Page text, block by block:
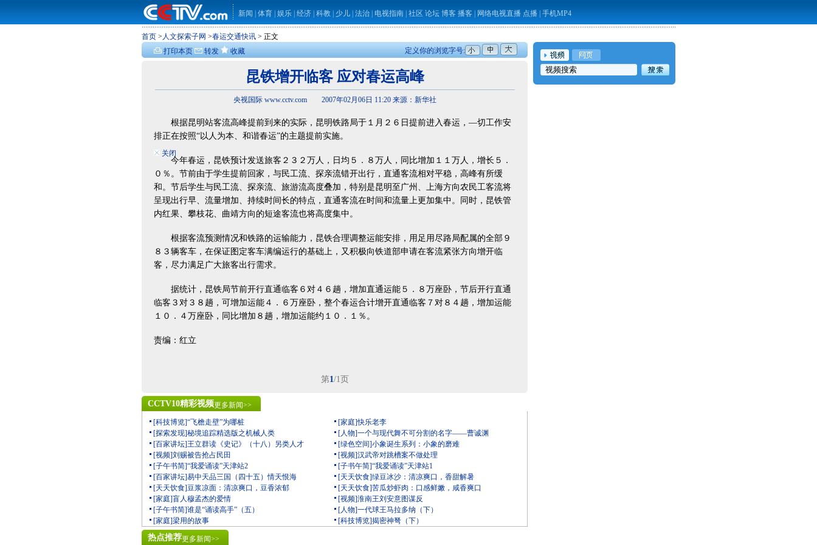
新闻 体育 娱乐 经济 科教 少儿 法治 电视指南 社区 论坛 博客 播客 网络电视直播 点播 手机MP4
首页 > 人文探索子网 >春运交通快讯 > 正文
打印本页
转发 收藏
关闭
定义你的浏览字号:
昆铁增开临客 应对春运高峰
央视国际 www.cctv.com 2007年02月06日 11:20 来源：新华社
根据昆明站客流高峰提前到来的实际，昆明铁路局于１月２６日提前进入春运，—切工作安
排正在按照“以人为本、和谐春运”的主题提前实施。
今年春运，昆铁预计发送旅客２３２万人，日均５．８万人，同比增加１１万人，增长５．
０％。节前由于学生提前回家，与民工流、探亲流错开出行，直通客流相对平稳，高峰有所缓
和。节后学生与民工流、探亲流、旅游流高度叠加，特别是昆明至广州、上海方向农民工客流将
呈现出行早、流量增加、持续时间长的特点，直通客流在时间和流量上更加集中。同时，昆铁管
内红果、攀枝花、曲靖方向的短途客流也将高度集中。
根据客流预测情况和铁路的运输能力，昆铁合理调整运能安排，用足用尽路局配属的全部９
８３辆客车，在保证图定客车满编运行的基础上，又积极向铁道部申请在客流紧张方向增开临
客，尽力满足广大旅客出行需求。
据统计，昆铁局节前开行直通临客６对４６趟，增加直通运能５．８万座卧，节后开行直通
临客３对３８趟，可增加运能４．６万座卧，整个春运合计增开直通临客７对８４趟，增加运能
１０．４万座卧，同比增加８趟，增加运能约１０．１％。
责编：红立
第1/1页
CCTV10精彩视频更多新闻>>
[科技博览]“飞檐走壁”为哪桩
[家庭]快乐老李
[探索发现]秘境追踪精选版之机械人类
[人物]一个与现代舞不可分割的名字——曹诚渊
[百家讲坛]王立群读《史记》（十八）另类人才
[绿色空间]小象诞生系列：小象的磨难
[视频]刘赐被告抢占民田
[视频]汉武帝对跳槽案不做处理
[子午书简]“我爱诵读”天津站2
[子书午简]“我爱诵读”天津站1
[百家讲坛]易中天品三国（四十五）情天恨海
[天天饮食]绿豆冰沙：清凉爽口，香甜解暑
[天天饮食]豆浆凉面：清凉爽口，豆香浓郁
[天天饮食]苦瓜炒虾肉：口感鲜嫩，咸香爽口
[家庭]盲人穆孟杰的爱情
[视频]淮南王刘安意图谋反
[子午书简]谁是“诵读高手”（五）
[人物]一代球王马拉多纳（下）
[家庭]梁用的故事
[科技博览]揭密神弩（下）
热点推荐更多新闻>>